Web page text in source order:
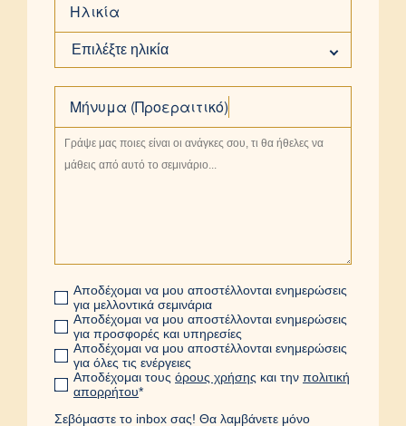
Ηλικία
Επιλέξτε ηλικία
Μήνυμα (Προεραιτικό)
Αποδέχομαι να μου αποστέλλονται ενημερώσεις
για μελλοντικά σεμινάρια
Αποδέχομαι να μου αποστέλλονται ενημερώσεις
για προσφορές και υπηρεσίες
Αποδέχομαι να μου αποστέλλονται ενημερώσεις
για όλες τις ενέργειες
Αποδέχομαι τους όρους χρήσης και την πολιτική
απορρήτου*
Σεβόμαστε το inbox σας! Θα λαμβάνετε μόνο